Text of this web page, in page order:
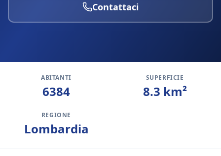
Contattaci
ABITANTI
6384
SUPERFICIE
8.3 km²
REGIONE
Lombardia